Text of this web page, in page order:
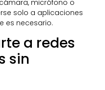
micrófono o
solo a aplicaciones
es necesario.
a redes
sin